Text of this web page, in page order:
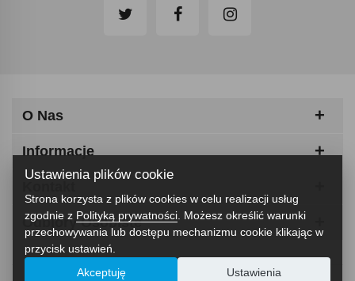
O Nas
Informacje
Odbiory Osobiste
Ustawienia plików cookie
Strona korzysta z plików cookies w celu realizacji usług
zgodnie z Polityką prywatności . Możesz określić warunki
przechowywania lub dostępu mechanizmu cookie klikając w
przycisk ustawień.
Akceptuję Ustawienia